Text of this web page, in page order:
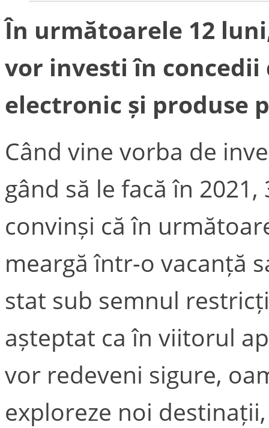
În următoarele 12
vor investi în
electronic și produse
Când vine vorba de
gând să le facă în
convinși că în
meargă într-o vacanță
stat sub semnul
așteptat ca în viitorul
vor redeveni sigure,
exploreze noi